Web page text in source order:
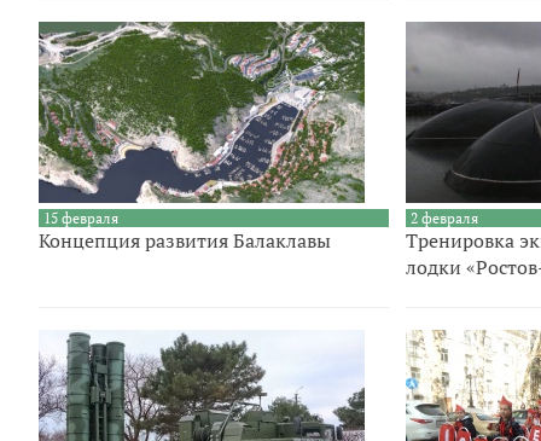
15 февраля
Концепция развития Балаклавы
2 февраля
Тренировка
лодки